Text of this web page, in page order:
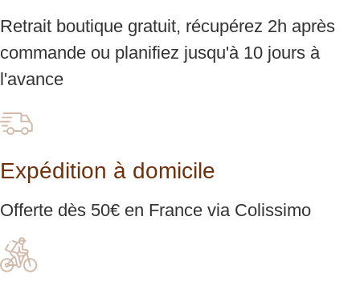
Retrait boutique gratuit, récupérez 2h après
commande ou planifiez jusqu'à 10 jours à
l'avance
Expédition à domicile
Offerte dès 50€ en France via Colissimo